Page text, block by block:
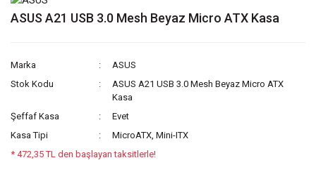
ASUS A21 USB 3.0 Mesh Beyaz Micro ATX Kasa
Marka
ASUS
Stok Kodu
ASUS A21 USB 3.0 Mesh Beyaz Micro ATX
Kasa
Şeffaf Kasa
Evet
Kasa Tipi
MicroATX, Mini-ITX
* 472,35 TL den başlayan taksitlerle!